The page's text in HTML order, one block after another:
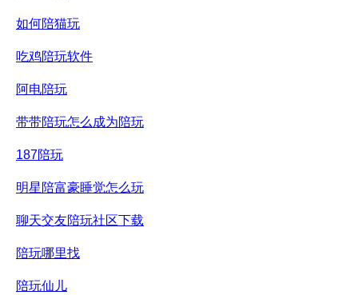
如何陪猫玩
吃鸡陪玩软件
阿电陪玩
带带陪玩怎么成为陪玩
187陪玩
明星陪富豪睡觉怎么玩
聊天交友陪玩社区下载
陪玩哪里找
陪玩仙儿